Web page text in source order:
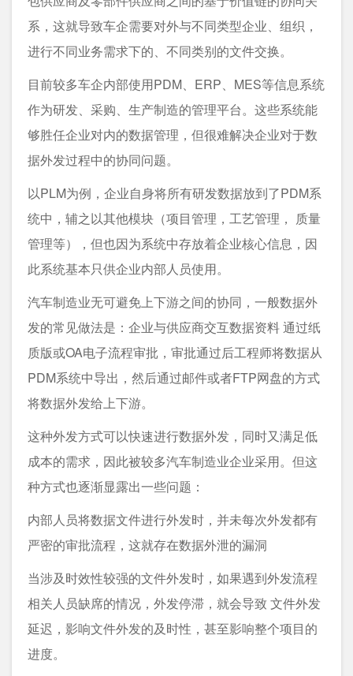
系，这就导致车企需要对外与不同类型企业、组织，
进行不同业务需求下的、不同类别的文件交换。
目前较多车企内部使用PDM、ERP、MES等信息系统
作为研发、采购、生产制造的管理平台。这些系统能
够胜任企业对内的数据管理，但很难解决企业对于数
据外发过程中的协同问题。
以PLM为例，企业自身将所有研发数据放到了PDM系
统中，辅之以其他模块（项目管理，工艺管理， 质量
管理等），但也因为系统中存放着企业核心信息，因
此系统基本只供企业内部人员使用。
汽车制造业无可避免上下游之间的协同，一般数据外
发的常见做法是：企业与供应商交互数据资料 通过纸
质版或OA电子流程审批，审批通过后工程师将数据从
PDM系统中导出，然后通过邮件或者FTP网盘的方式
将数据外发给上下游。
这种外发方式可以快速进行数据外发，同时又满足低
成本的需求，因此被较多汽车制造业企业采用。但这
种方式也逐渐显露出一些问题：
内部人员将数据文件进行外发时，并未每次外发都有
严密的审批流程，这就存在数据外泄的漏洞
当涉及时效性较强的文件外发时，如果遇到外发流程
相关人员缺席的情况，外发停滞，就会导致 文件外发
延迟，影响文件外发的及时性，甚至影响整个项目的
进度。